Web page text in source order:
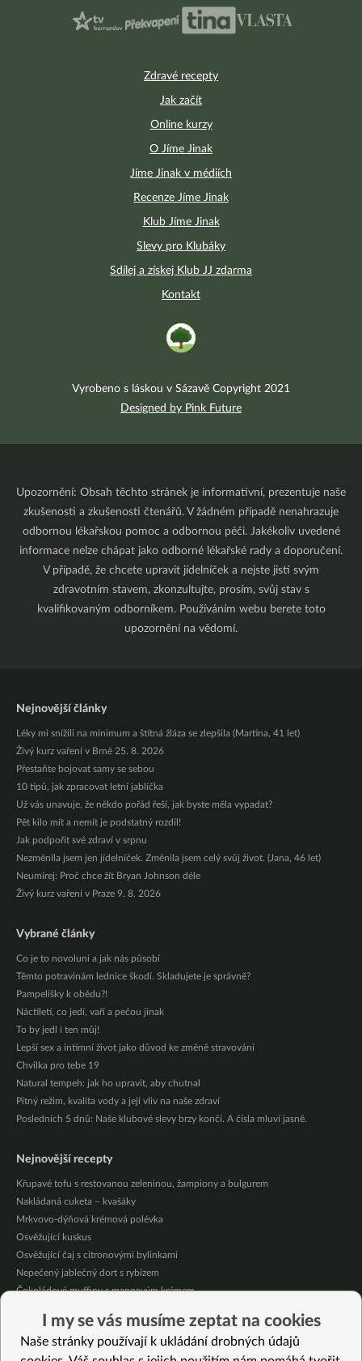
Zdravé recepty
Jak začít
Online kurzy
O Jíme Jinak
Jíme Jinak v médiích
Recenze Jíme Jinak
Klub Jíme Jinak
Slevy pro Klubáky
Sdílej a získej Klub JJ zdarma
Kontakt
Vyrobeno s láskou v Sázavě Copyright 2021
Designed by Pink Future
Upozornění: Obsah těchto stránek je informativní, prezentuje naše
zkušenosti a zkušenosti čtenářů. V žádném případě nenahrazuje
odbornou lékařskou pomoc a odbornou péči. Jakékoliv uvedené
informace nelze chápat jako odborné lékařské rady a doporučení.
V případě, že chcete upravit jídelníček a nejste jistí svým
zdravotním stavem, zkonzultujte, prosím, svůj stav s
kvalifikovaným odborníkem. Používáním webu berete toto
upozornění na vědomí.
Nejnovější články
Léky mi snížili na minimum a štítná žláza se zlepšila (Martina, 41 let)
Živý kurz vaření v Brně 25. 8. 2026
Přestaňte bojovat samy se sebou
10 tipů, jak zpracovat letní jablíčka
Už vás unavuje, že někdo pořád řeší, jak byste měla vypadat?
Pět kilo mít a nemít je podstatný rozdíl!
Jak podpořit své zdraví v srpnu
Nezměnila jsem jen jídelníček. Změnila jsem celý svůj život. (Jana, 46 let)
Neumírej: Proč chce žít Bryan Johnson déle
Živý kurz vaření v Praze 9. 8. 2026
Vybrané články
Co je to novoluní a jak nás působí
Těmto potravinám lednice škodí. Skladujete je správně?
Pampelišky k obědu?!
Náctiletí, co jedí, vaří a pečou jinak
To by jedl i ten můj!
Lepší sex a intimní život jako důvod ke změně stravování
Chvilka pro tebe 19
Natural tempeh: jak ho upravit, aby chutnal
Pitný režim, kvalita vody a její vliv na naše zdraví
Posledních 5 dnů: Naše klubové slevy brzy končí. A čísla mluví jasně.
Nejnovější recepty
Křupavé tofu s restovanou zeleninou, žampiony a bulgurem
Nakládaná cuketa – kvašáky
Mrkvovo-dýňová krémová polévka
Osvěžující kuskus
Osvěžující čaj s citronovými bylinkami
Nepečený jablečný dort s rybízem
Čokoládové muffiny s mangovým krémem
Krémová zeleninová polévka s koprem a vločkami
Celozrnná rýže basmati se zeleninou
I my se vás musíme zeptat na cookies
Naše stránky používají k ukládání drobných údajů